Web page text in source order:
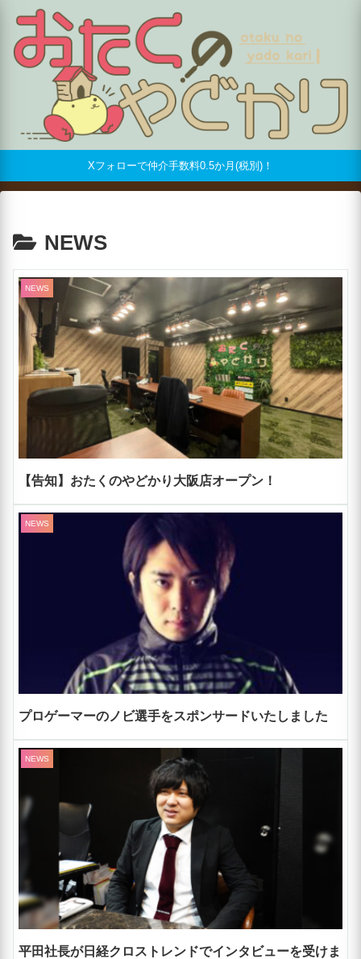
Xフォローで仲介手数料0.5か月(税別)！
NEWS
NEWS
【告知】おたくのやどかり大阪店オープン！
NEWS
プロゲーマーのノビ選手をスポンサードいたしました
NEWS
平田社長が日経クロストレンドでインタビューを受けま